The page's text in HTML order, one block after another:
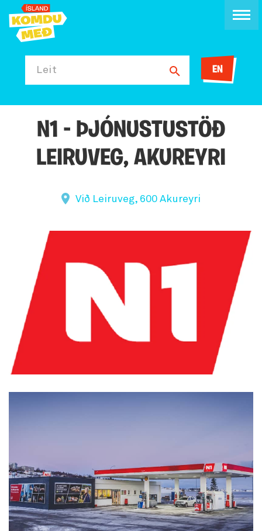
Leit EN
N1 - ÞJÓNUSTUSTÖÐ
LEIRUVEG, AKUREYRI
Við Leiruveg, 600 Akureyri